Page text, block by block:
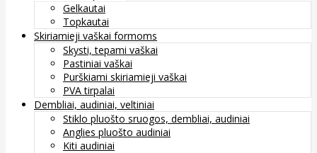
Gelkautai
Topkautai
Skiriamieji vaškai formoms
Skysti, tepami vaškai
Pastiniai vaškai
Purškiami skiriamieji vaškai
PVA tirpalai
Dembliai, audiniai, veltiniai
Stiklo pluošto sruogos, dembliai, audiniai
Anglies pluošto audiniai
Kiti audiniai